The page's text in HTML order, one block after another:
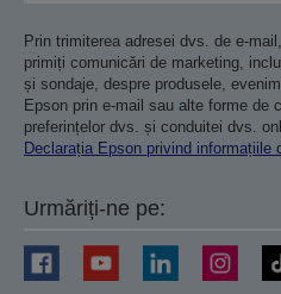
Prin trimiterea adresei dvs. de e-
primiți comunicări de marketing,
și sondaje, despre produsele,
Epson prin e-mail sau alte forme de
preferințelor dvs. și conduitei dvs.
Declarația Epson privind informațiile
Urmăriți-ne pe: